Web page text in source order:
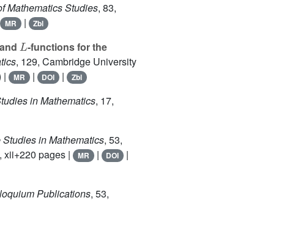
Mathematics Studies, 83,
MR | Zbl
L
-functions for the
, 129, Cambridge University
|
MR | DOI | Zbl
in Mathematics, 17,
Studies in Mathematics, 53,
xii+220 pages |
MR | DOI |
Publications, 53,